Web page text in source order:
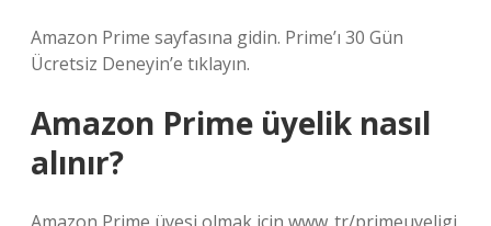
Amazon Prime sayfasına gidin. Prime’ı 30 Gün
Ücretsiz Deneyin’e tıklayın.
Amazon Prime üyelik nasıl
alınır?